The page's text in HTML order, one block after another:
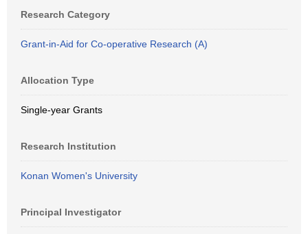
Research Category
Grant-in-Aid for Co-operative Research (A)
Allocation Type
Single-year Grants
Research Institution
Konan Women's University
Principal Investigator